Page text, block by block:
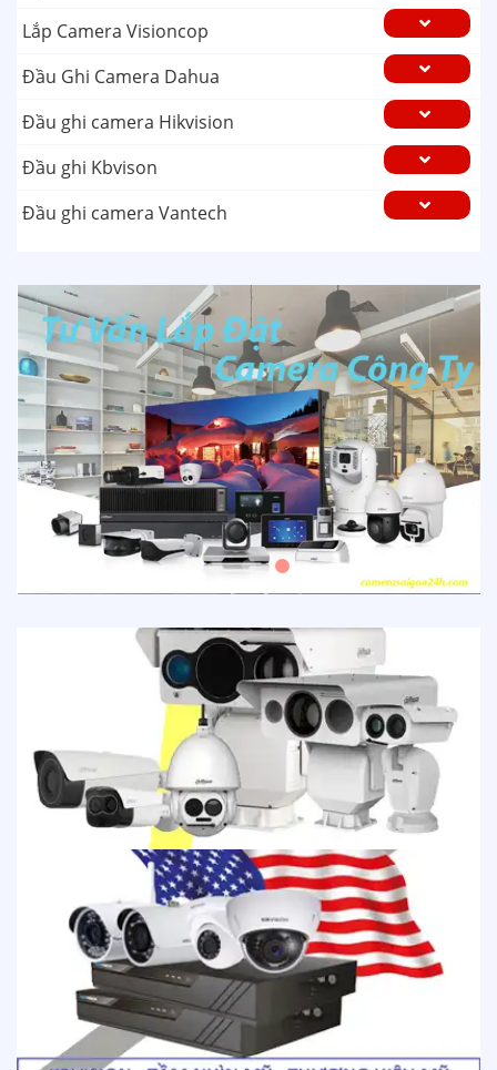
Lắp Camera Visioncop
Đầu Ghi Camera Dahua
Đầu ghi camera Hikvision
Đầu ghi Kbvison
Đầu ghi camera Vantech